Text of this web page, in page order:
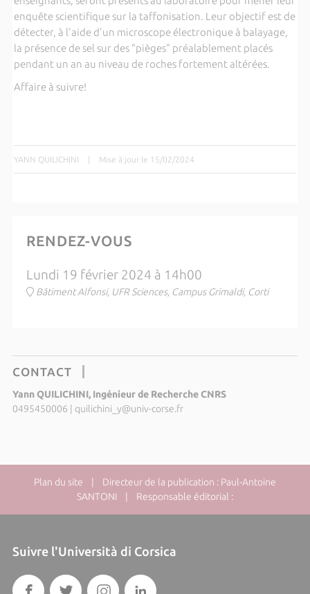
enquête scientifique sur la taffonisation. Leur objectif est de
détecter, à l'aide d'un microscope électronique à balayage,
la présence de sel sur des "pièges" préalablement placés
pendant un an au niveau de roches fortement altérées.
Affaire à suivre!
YANN QUILICHINI | Mise à jour le 15/02/2024
RENDEZ-VOUS
Lundi 19 février 2024 à 14h00
Bâtiment Alfonsi, UFR Sciences, Campus Grimaldi, Corti
CONTACT
Yann QUILICHINI, Ingénieur de Recherche CNRS
0495450006 | quilichini_y@univ-corse.fr
Plan du site | Directeur de la publication : Paul-Antoine
SANTONI | Responsable éditorial :
Suivre l'Università di Corsica